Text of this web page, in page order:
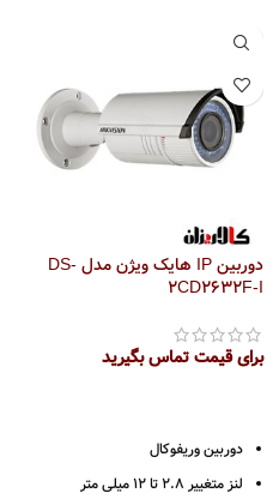
دوربین IP هایک ویژن مدل DS-
2CD2632F-I
برای قیمت تماس بگیرید
دوربین وریفوکال
لنز متغییر 2.8 تا 12 میلی متر